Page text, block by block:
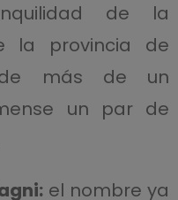
de la
la provincia de
más de un
un par de
el nombre ya